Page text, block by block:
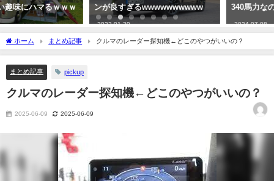
ンが良すぎるwwwwwwwwww
2022-01-30
340馬力なのに燃費が良すぎる
2024-07-08
ホーム まとめ記事 クルマのレーダー探知機←どこのやつがいいの？
まとめ記事 pickup
クルマのレーダー探知機←どこのやつがいいの？
2025-06-09 2025-06-09